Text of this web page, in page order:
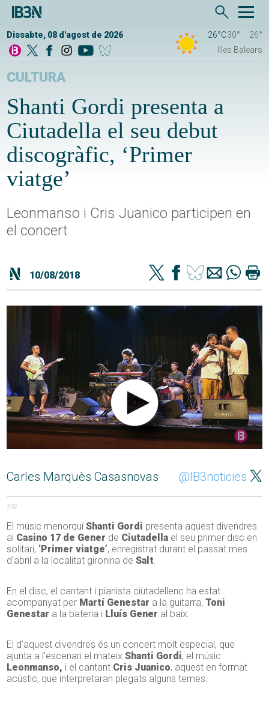
Dissabte, 08 d'agost de 2026 26°C30°
26°
Illes Balears
CULTURA
Shanti Gordi presenta a
Ciutadella el seu debut
discogràfic, ‘Primer
viatge’
Leonmanso i Cris Juanico participen en
el concert
10/08/2018
Carles Marquès Casasnovas @IB3noticies
302
El músic menorquíShanti Gordi presenta aquest divendres
al Casino 17 de Gener de Ciutadella el seu primer disc en
solitari, ‘Primer viatge’, enregistrat durant el passat mes
d’abril a la localitat gironina deSalt.
En el disc, el cantant i pianista ciutadellenc ha estat
acompanyat per Martí Genestar a la guitarra,Toni
Genestar a la bateria i Lluís Gener al baix.
El d’aquest divendres és un concert molt especial, que
ajunta a l’escenari el mateixShanti Gordi, el músic
Leonmanso, i el cantant Cris Juanico, aquest en format
acústic, que interpretaran plegats alguns temes.